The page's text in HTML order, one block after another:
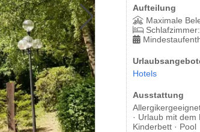
Aufteilung
Maximale
Schlafzimmer:
Hotels
Ausstattung
· Urlaub mit dem
Kinderbett · Pool